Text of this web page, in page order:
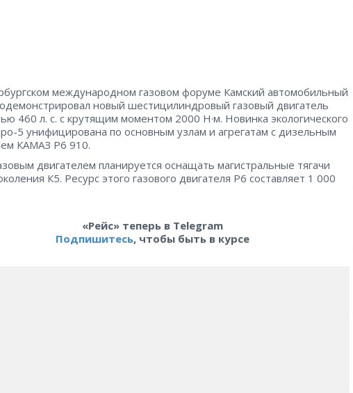
международном газовом форуме Камский автомобильный
новый шестицилиндровый газовый двигатель
460 л. с. с крутящим моментом 2000 Н·м. Новинка экологического
5 унифицирована по основным узлам и агрегатам с дизельным
КАМАЗ Р6 910.
двигателем планируется оснащать магистральные тягачи
К5. Ресурс этого газового двигателя Р6 составляет 1 000
«Рейс» теперь в Telegram
Подпишитесь, чтобы быть в курсе